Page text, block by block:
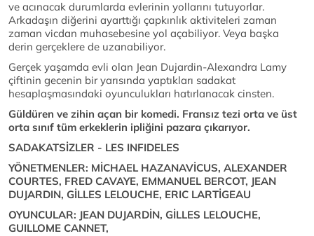
ve acınacak durumlarda evlerinin yollarını tutuyorlar.
Arkadaşın diğerini ayarttığı çapkınlık aktiviteleri zaman
zaman vicdan muhasebesine yol açabiliyor. Veya başka
derin gerçeklere de uzanabiliyor.
Gerçek yaşamda evli olan Jean Dujardin-Alexandra Lamy
çiftinin gecenin bir yarısında yaptıkları sadakat
hesaplaşmasındaki oyunculukları hatırlanacak cinsten.
Güldüren ve zihin açan bir komedi. Fransız tezi orta ve üst
orta sınıf tüm erkeklerin ipliğini pazara çıkarıyor.
SADAKATSİZLER - LES INFIDELES
YÖNETMENLER: MİCHAEL HAZANAVİCUS, ALEXANDER
COURTES, FRED CAVAYE, EMMANUEL BERCOT, JEAN
DUJARDIN, GİLLES LELOUCHE, ERIC LARTİGEAU
OYUNCULAR: JEAN DUJARDİN, GİLLES LELOUCHE,
GUILLOME CANNET,